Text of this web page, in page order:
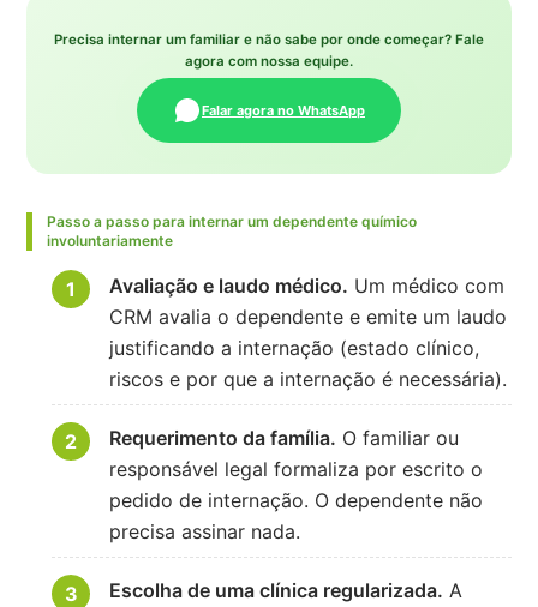
Precisa internar um familiar e não sabe por onde começar? Fale
agora com nossa equipe.
Falar agora no WhatsApp
Passo a passo para internar um dependente químico
involuntariamente
Avaliação e laudo médico. Um médico com
CRM avalia o dependente e emite um laudo
justificando a internação (estado clínico,
riscos e por que a internação é necessária).
Requerimento da família. O familiar ou
responsável legal formaliza por escrito o
pedido de internação. O dependente não
precisa assinar nada.
Escolha de uma clínica regularizada. A